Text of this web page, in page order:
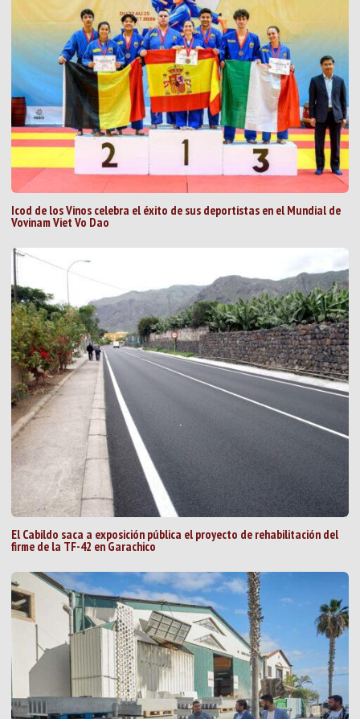
Icod de los Vinos celebra el éxito de sus deportistas en el Mundial de
Vovinam Viet Vo Dao
El Cabildo saca a exposición pública el proyecto de rehabilitación del
firme de la TF-42 en Garachico